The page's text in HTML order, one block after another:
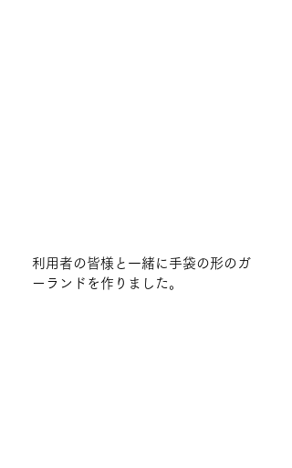
利用者の皆様と一緒に手袋の形のガ
ーランドを作りました。